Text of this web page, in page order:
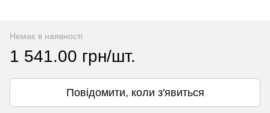
Немає в наявності
1 541.00 грн/шт.
Повідомити, коли з'явиться